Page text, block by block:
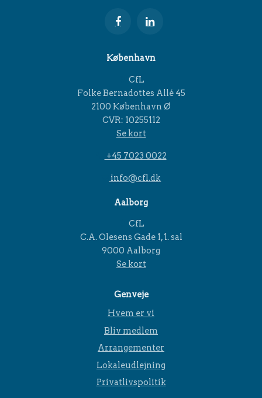
København
CfL
Folke Bernadottes Allé 45
2100 København Ø
CVR: 10255112
Se kort
+45 7023 0022
info@cfl.dk
Aalborg
CfL
C.A. Olesens Gade 1, 1. sal
9000 Aalborg
Se kort
Genveje
Hvem er vi
Bliv medlem
Arrangementer
Lokaleudlejning
Privatlivspolitik